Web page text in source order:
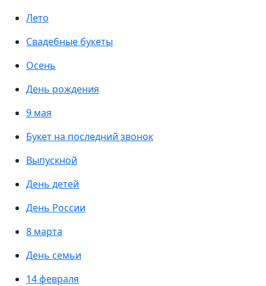
Лето
Свадебные букеты
Осень
День рождения
9 мая
Букет на последний звонок
Выпускной
День детей
День России
8 марта
День семьи
14 февраля